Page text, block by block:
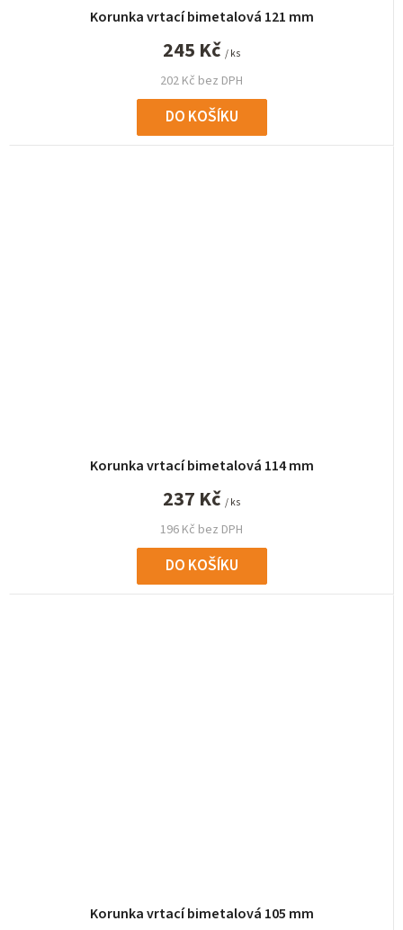
Korunka vrtací bimetalová 121 mm
202 Kč bez DPH
245 Kč / ks
DO KOŠÍKU
Korunka vrtací bimetalová 114 mm
196 Kč bez DPH
237 Kč / ks
DO KOŠÍKU
Korunka vrtací bimetalová 105 mm